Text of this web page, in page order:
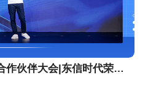
征程·2025快手磁力引擎合作伙伴大会|东信时代荣获两项年度荣誉